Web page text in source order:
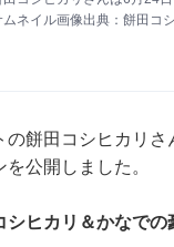
ネイル画像出典：餅田コ
の餅田コシヒカリ
公開しました。
シヒカリ＆かなで